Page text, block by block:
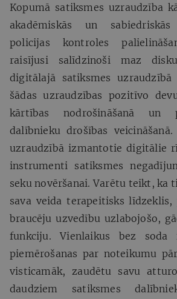
Kopumā satiksmes uzraudzība
akadēmiskās un
policijas kontroles
raisījusi salīdzinoši maz
digitālajā satiksmes
šādas uzraudzības pozitīvo
kārtības nodrošināšanā un
dalībnieku drošības
uzraudzībā izmantotie digitālie
instrumenti satiksmes
seku novēršanai. Varētu teikt, ka
sava veida terapeitisks
braucēju uzvedību uzlabojošo,
funkciju. Vienlaikus bez soda
piemērošanas par noteikumu
visticamāk, zaudētu savu
daudziem satiksmes